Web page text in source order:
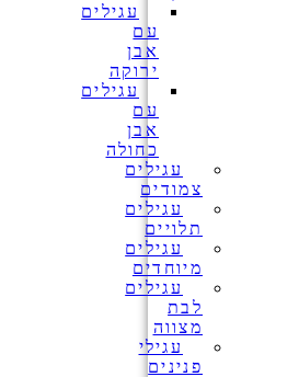
עגילים
עם
אבן
ירוקה
עגילים
עם
אבן
כחולה
עגילים
צמודים
עגילים
תלויים
עגילים
מיוחדים
עגילים
לבת
מצווה
עגילי
פנינים